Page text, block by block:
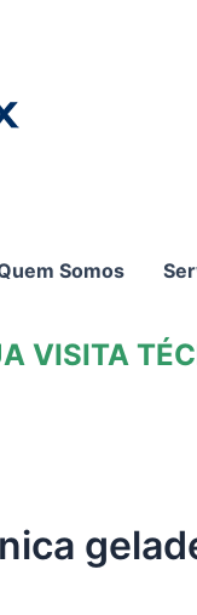
Somos
VISITA